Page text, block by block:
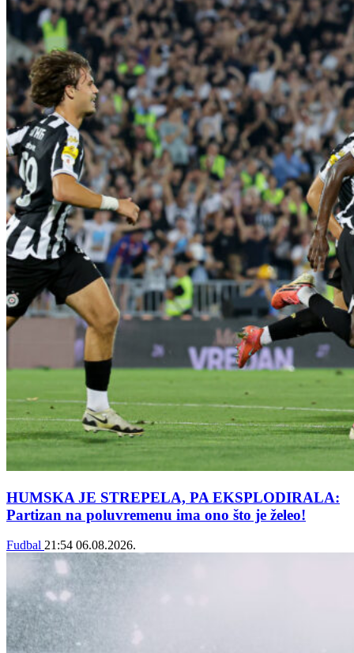
HUMSKA JE STREPELA, PA EKSPLODIRALA:
Partizan na poluvremenu ima ono što je želeo!
Fudbal 21:54 06.08.2026.